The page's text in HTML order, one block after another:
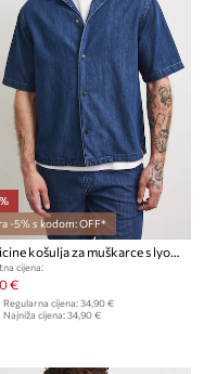
-5% s kodom: OFF*
cijena:
€
Regularna cijena:34,90 €
Najniža cijena:34,90 €